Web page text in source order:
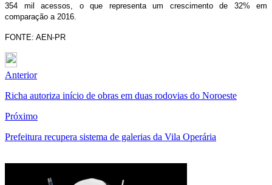
354 mil acessos, o que representa um crescimento de 32% em
comparação a 2016.
FONTE: AEN-PR
Anterior
Richa autoriza início de obras em duas rodovias do Noroeste
Próximo
Prefeitura recupera sistema de galerias da Vila Operária